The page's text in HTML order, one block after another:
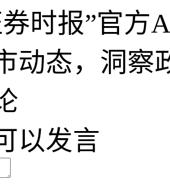
时报”官方
动态，洞察
以发言